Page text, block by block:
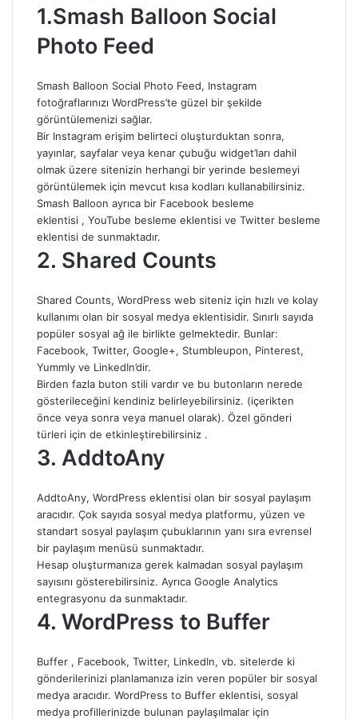
1.Smash Balloon Social
Photo Feed
Smash Balloon Social Photo Feed, Instagram
fotoğraflarınızı WordPress’te güzel bir şekilde
görüntülemenizi sağlar.
Bir Instagram erişim belirteci oluşturduktan sonra,
yayınlar, sayfalar veya kenar çubuğu widget’ları dahil
olmak üzere sitenizin herhangi bir yerinde beslemeyi
görüntülemek için mevcut kısa kodları kullanabilirsiniz.
Smash Balloon ayrıca bir Facebook besleme
eklentisi , YouTube besleme eklentisi ve Twitter besleme
eklentisi de sunmaktadır.
2. Shared Counts
Shared Counts, WordPress web siteniz için hızlı ve kolay
kullanımı olan bir sosyal medya eklentisidir. Sınırlı sayıda
popüler sosyal ağ ile birlikte gelmektedir. Bunlar:
Facebook, Twitter, Google+, Stumbleupon, Pinterest,
Yummly ve LinkedIn’dir.
Birden fazla buton stili vardır ve bu butonların nerede
gösterileceğini kendiniz belirleyebilirsiniz. (içerikten
önce veya sonra veya manuel olarak). Özel gönderi
türleri için de etkinleştirebilirsiniz .
3. AddtoAny
AddtoAny, WordPress eklentisi olan bir sosyal paylaşım
aracıdır. Çok sayıda sosyal medya platformu, yüzen ve
standart sosyal paylaşım çubuklarının yanı sıra evrensel
bir paylaşım menüsü sunmaktadır.
Hesap oluşturmanıza gerek kalmadan sosyal paylaşım
sayısını gösterebilirsiniz. Ayrıca Google Analytics
entegrasyonu da sunmaktadır.
4. WordPress to Buffer
Buffer , Facebook, Twitter, LinkedIn, vb. sitelerde ki
gönderilerinizi planlamanıza izin veren popüler bir sosyal
medya aracıdır. WordPress to Buffer eklentisi, sosyal
medya profillerinizde bulunan paylaşılmalar için